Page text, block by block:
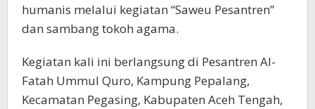
humanis melalui kegiatan “Saweu Pesantren”
dan sambang tokoh agama.
Kegiatan kali ini berlangsung di Pesantren Al-
Fatah Ummul Quro, Kampung Pepalang,
Kecamatan Pegasing, Kabupaten Aceh Tengah,